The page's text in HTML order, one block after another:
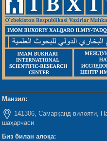
Манзил:
141306, Самарқанд
шаҳарчаси
Биз билан алоқа: